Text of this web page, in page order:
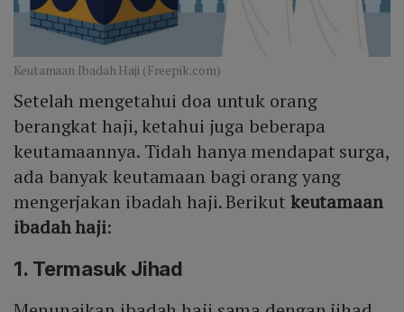
Keutamaan Ibadah Haji (Freepik.com)
Setelah mengetahui doa untuk orang
berangkat haji, ketahui juga beberapa
keutamaannya. Tidah hanya mendapat surga,
ada banyak keutamaan bagi orang yang
mengerjakan ibadah haji. Berikut keutamaan
ibadah haji:
1. Termasuk Jihad